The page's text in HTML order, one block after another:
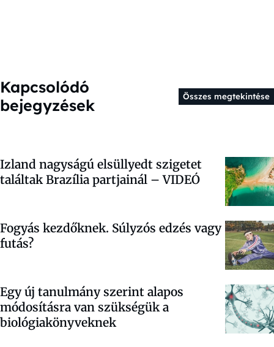
Kapcsolódó
bejegyzések
Összes megtekintése
Izland nagyságú elsüllyedt szigetet
találtak Brazília partjainál – VIDEÓ
Fogyás kezdőknek. Súlyzós edzés vagy
futás?
Egy új tanulmány szerint alapos
módosításra van szükségük a
biológiakönyveknek